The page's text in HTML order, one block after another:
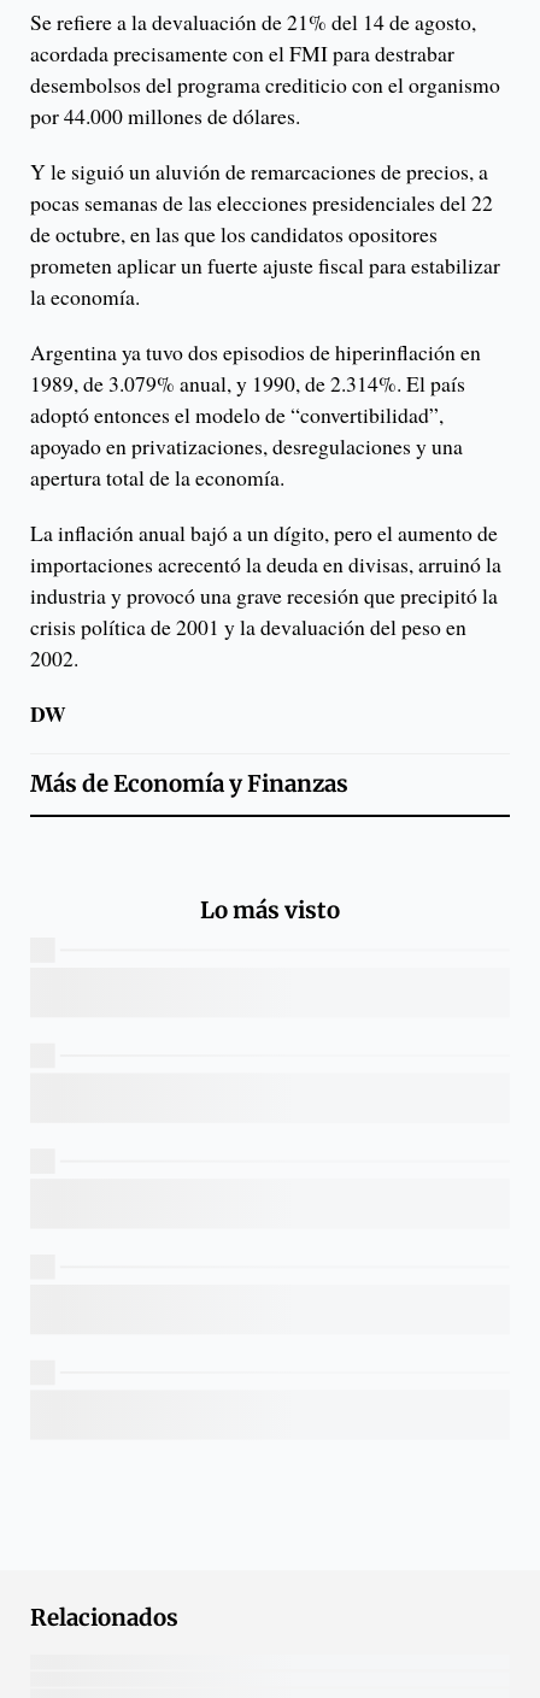
Se refiere a la devaluación de 21% del 14 de agosto,
acordada precisamente con el FMI para destrabar
desembolsos del programa crediticio con el organismo
por 44.000 millones de dólares.
Y le siguió un aluvión de remarcaciones de precios, a
pocas semanas de las elecciones presidenciales del 22
de octubre, en las que los candidatos opositores
prometen aplicar un fuerte ajuste fiscal para estabilizar
la economía.
Argentina ya tuvo dos episodios de hiperinflación en
1989, de 3.079% anual, y 1990, de 2.314%. El país
adoptó entonces el modelo de “convertibilidad”,
apoyado en privatizaciones, desregulaciones y una
apertura total de la economía.
La inflación anual bajó a un dígito, pero el aumento de
importaciones acrecentó la deuda en divisas, arruinó la
industria y provocó una grave recesión que precipitó la
crisis política de 2001 y la devaluación del peso en
2002.
DW
Más deEconomía y Finanzas
Lo más visto
Relacionados